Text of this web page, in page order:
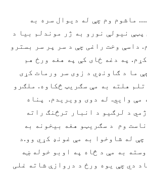
ماشوم وم چې له دیوال سره به
نیولې نورو به ژر موندلم بیا د
داسې وخت راغی چې د سر پر سر بسترو
په دغه ځای کې په هغه ورځ هم
ما د ګاونډي د زوی سر ورمات کړی
هلته به مې سګریټ څکاوه. ملګرو
مې وایي. له دوی وویریدم. پناه
د لرګیو د انبار ترڅنګ راته
وم د سګریټو هغه بیخونه به
له شاوخوا به مې غونډ کړي وو.د
به مې د څاه په اوبو خوله ښه
دي چې یوه ورځ د دروازې شاته غلی